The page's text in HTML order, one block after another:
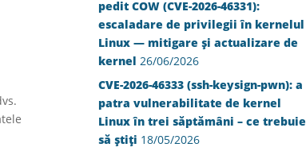
pedit COW (CVE-2026-46331):
escaladare de privilegii în kernelul
Linux — mitigare și actualizare de
kernel 26/06/2026
CVE-2026-46333 (ssh-keysign-pwn): a
patra vulnerabilitate de kernel
Linux în trei săptămâni – ce trebuie
să știți 18/05/2026